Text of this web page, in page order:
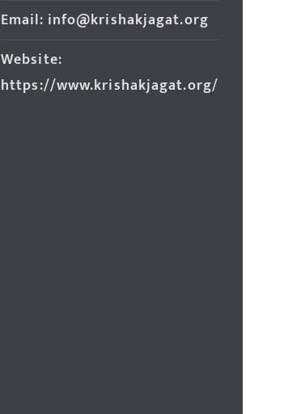
Email: info@krishakjagat.org
Website:
https://www.krishakjagat.org/